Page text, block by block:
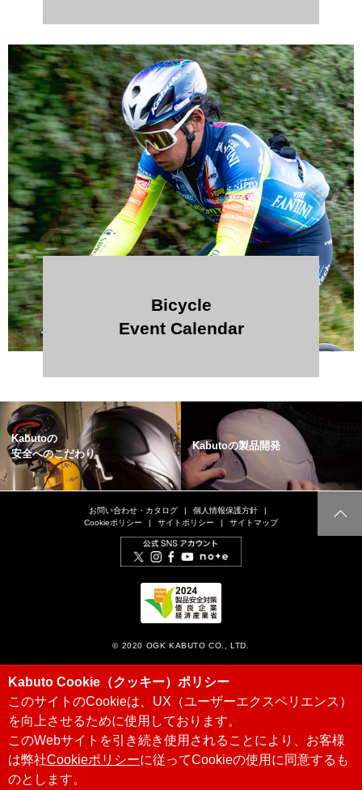
Bicycle
Event Calendar
Kabutoの
安全へのこだわり
Kabutoの製品開発
お問い合わせ・カタログ
個人情報保護方針
Cookieポリシー
サイトポリシー サイトマップ
© 2020 OGK KABUTO CO., LTD.
Kabuto Cookie（クッキー）ポリシー
このサイトのCookieは、UX（ユーザーエクスペリエンス）
を向上させるために使用しております。
このWebサイトを引き続き使用されることにより、お客様
は弊社Cookieポリシーに従ってCookieの使用に同意するも
のとします。